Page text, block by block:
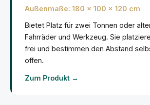
Außenmaße: 180 × 100 × 120 cm
Bietet Platz für zwei Tonnen oder
Fahrräder und Werkzeug. Sie
frei und bestimmen den Abstand
offen.
Zum Produkt →